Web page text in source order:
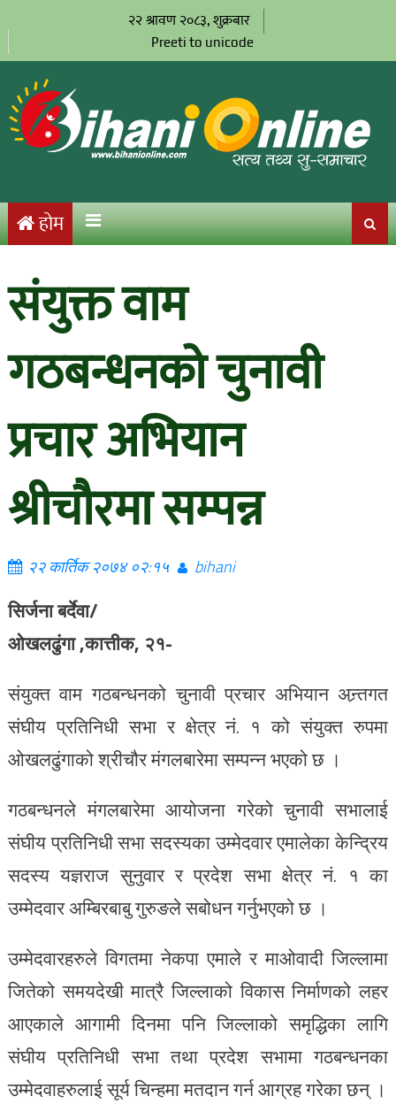
२२ श्रावण २०८३, शुक्रबार
Preeti to unicode
होम
संयुक्त वाम
गठबन्धनको चुनावी
प्रचार अभियान
श्रीचौरमा सम्पन्न
२२ कार्तिक २०७४ ०२:१५ bihani
सिर्जना बर्देवा/
ओखलढुंगा ,कात्तीक, २१-
संयुक्त वाम गठबन्धनको चुनावी प्रचार अभियान अन्र्तगत
संघीय प्रतिनिधी सभा र क्षेत्र नं. १ को संयुक्त रुपमा
ओखलढुंगाको श्रीचौर मंगलबारेमा सम्पन्न भएको छ ।
गठबन्धनले मंगलबारेमा आयोजना गरेको चुनावी सभालाई
संघीय प्रतिनिधी सभा सदस्यका उम्मेदवार एमालेका केन्द्रिय
सदस्य यज्ञराज सुनुवार र प्रदेश सभा क्षेत्र नं. १ का
उम्मेदवार अम्बिरबाबु गुरुङले सबोधन गर्नुभएको छ ।
उम्मेदवारहरुले विगतमा नेकपा एमाले र माओवादी जिल्लामा
जितेको समयदेखी मात्रै जिल्लाको विकास निर्माणको लहर
आएकाले आगामी दिनमा पनि जिल्लाको समृद्धिका लागि
संघीय प्रतिनिधी सभा तथा प्रदेश सभामा गठबन्धनका
उम्मेदवाहरुलाई सूर्य चिन्हमा मतदान गर्न आग्रह गरेका छन् ।